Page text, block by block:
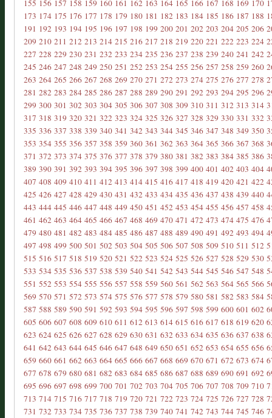
155 156 157 158 159 160 161 162 163 164 165 166 167 168 169 170
173 174 175 176 177 178 179 180 181 182 183 184 185 186 187 188
191 192 193 194 195 196 197 198 199 200 201 202 203 204 205 206
209 210 211 212 213 214 215 216 217 218 219 220 221 222 223 224
227 228 229 230 231 232 233 234 235 236 237 238 239 240 241 242
245 246 247 248 249 250 251 252 253 254 255 256 257 258 259 260
263 264 265 266 267 268 269 270 271 272 273 274 275 276 277 278
281 282 283 284 285 286 287 288 289 290 291 292 293 294 295 296
299 300 301 302 303 304 305 306 307 308 309 310 311 312 313 314
317 318 319 320 321 322 323 324 325 326 327 328 329 330 331 332
335 336 337 338 339 340 341 342 343 344 345 346 347 348 349 350
353 354 355 356 357 358 359 360 361 362 363 364 365 366 367 368
371 372 373 374 375 376 377 378 379 380 381 382 383 384 385 386
389 390 391 392 393 394 395 396 397 398 399 400 401 402 403 404
407 408 409 410 411 412 413 414 415 416 417 418 419 420 421 422
425 426 427 428 429 430 431 432 433 434 435 436 437 438 439 440
443 444 445 446 447 448 449 450 451 452 453 454 455 456 457 458
461 462 463 464 465 466 467 468 469 470 471 472 473 474 475 476
479 480 481 482 483 484 485 486 487 488 489 490 491 492 493 494
497 498 499 500 501 502 503 504 505 506 507 508 509 510 511 512
515 516 517 518 519 520 521 522 523 524 525 526 527 528 529 530
533 534 535 536 537 538 539 540 541 542 543 544 545 546 547 548
551 552 553 554 555 556 557 558 559 560 561 562 563 564 565 566
569 570 571 572 573 574 575 576 577 578 579 580 581 582 583 584
587 588 589 590 591 592 593 594 595 596 597 598 599 600 601 602
605 606 607 608 609 610 611 612 613 614 615 616 617 618 619 620
623 624 625 626 627 628 629 630 631 632 633 634 635 636 637 638
641 642 643 644 645 646 647 648 649 650 651 652 653 654 655 656
659 660 661 662 663 664 665 666 667 668 669 670 671 672 673 674
677 678 679 680 681 682 683 684 685 686 687 688 689 690 691 692
695 696 697 698 699 700 701 702 703 704 705 706 707 708 709 710
713 714 715 716 717 718 719 720 721 722 723 724 725 726 727 728
731 732 733 734 735 736 737 738 739 740 741 742 743 744 745 746